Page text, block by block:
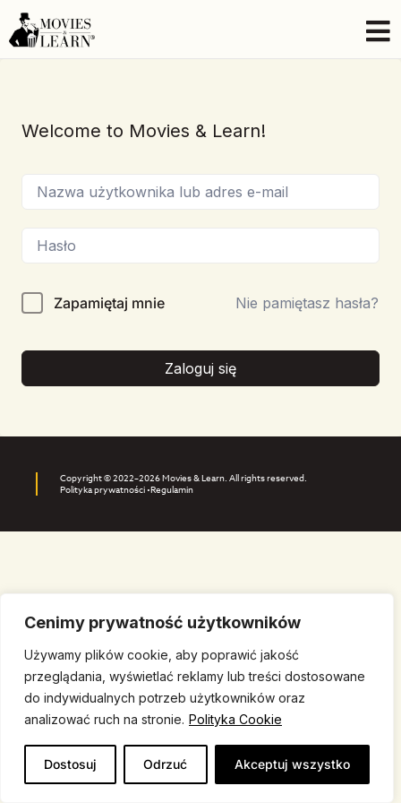
Cenimy prywatność użytkowników
Używamy plików cookie, aby poprawić jakość
przeglądania, wyświetlać reklamy lub treści dostosowane
do indywidualnych potrzeb użytkowników oraz
analizować ruch na stronie. Polityka Cookie
Dostosuj Odrzuć Akceptuj wszystko
Welcome to Movies & Learn!
Zapamiętaj mnie Nie pamiętasz hasła?
Zaloguj się
Copyright © 2022–2026 Movies & Learn. All rights reserved.
Polityka prywatności •Regulamin